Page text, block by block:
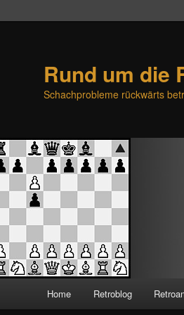
Rund um die
Schachprobleme rückwärts
Zum
Zum
Home Retroblog